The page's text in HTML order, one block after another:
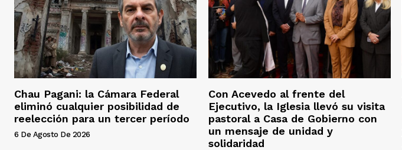
Chau Pagani: la Cámara Federal
eliminó cualquier posibilidad de
reelección para un tercer período
6 De Agosto De 2026
Con Acevedo al frente del
Ejecutivo, la Iglesia llevó su visita
pastoral a Casa de Gobierno con
un mensaje de unidad y
solidaridad